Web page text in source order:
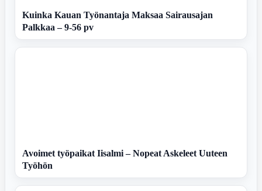
Kuinka Kauan Työnantaja Maksaa Sairausajan
Palkkaa – 9-56 pv
Avoimet työpaikat Iisalmi – Nopeat Askeleet Uuteen
Työhön